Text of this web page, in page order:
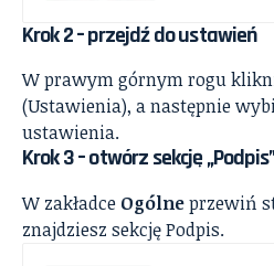
Krok 2 – przejdź do ustawień
W prawym górnym rogu
(Ustawienia), a następnie
ustawienia.
Krok 3 – otwórz sekcję
W zakładce Ogólneprzewiń
znajdziesz sekcję Podpis.